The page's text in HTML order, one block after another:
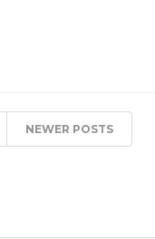
NEWER POSTS